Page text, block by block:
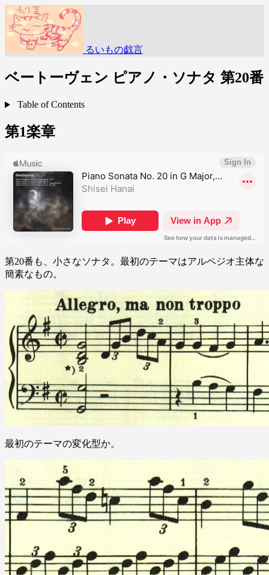
るいもの戯言
ベートーヴェン ピアノ・ソナタ 第20番
Table of Contents
第1楽章
第20番も、小さなソナタ。最初のテーマはアルペジオ主体な
簡素なもの。
最初のテーマの変化型か。